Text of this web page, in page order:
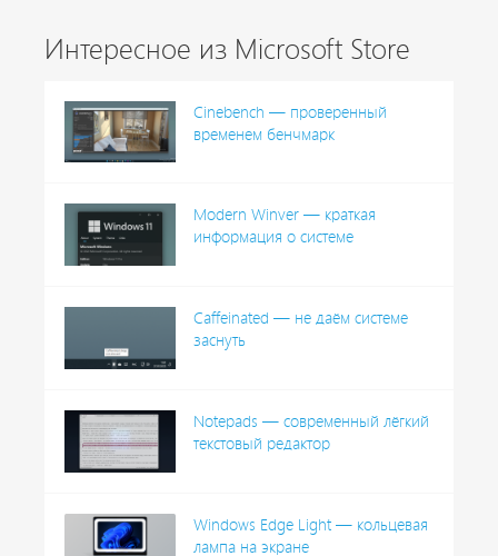
Интересное из Microsoft Store
Cinebench — проверенный
временем бенчмарк
Modern Winver — краткая
информация о системе
Caffeinated — не даём системе
заснуть
Notepads — современный лёгкий
текстовый редактор
Windows Edge Light — кольцевая
лампа на экране